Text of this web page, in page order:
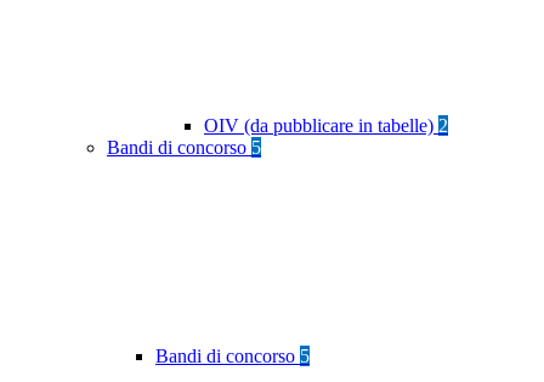
OIV (da pubblicare in tabelle) 2
Bandi di concorso 5
Bandi di concorso 5